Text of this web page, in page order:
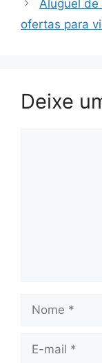
Aluguel de
ofertas para
Deixe
Nome